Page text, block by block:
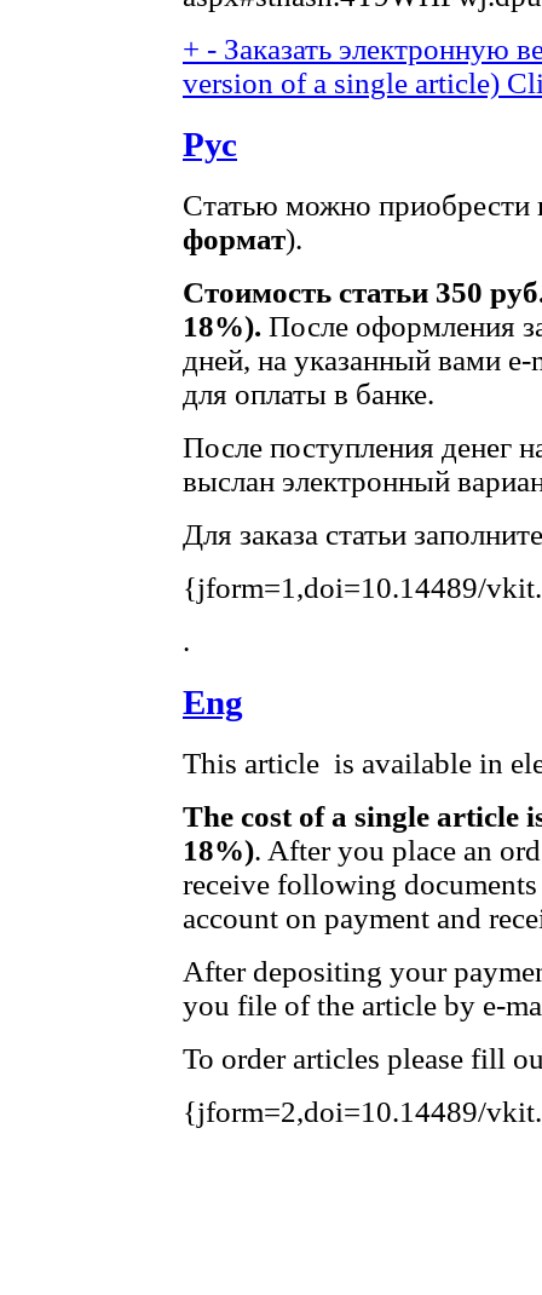
+ - Заказать электронную
version of a single article)
Рус
Статью можно приобрести
формат).
Стоимость статьи 350
18%). После оформления
дней, на указанный вами
для оплаты в банке.
После поступления денег
выслан электронный
Для заказа статьи
{jform=1,doi=10.14489/
.
Eng
This article is available in
The cost of a single article
18%). After you place an
receive following
account on payment and
After depositing your
you file of the article by e-
To order articles please fill
{jform=2,doi=10.14489/